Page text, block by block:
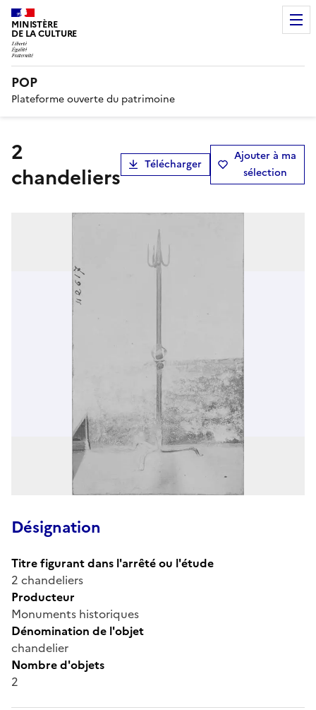
MINISTÈRE
DE LA CULTURE
POP
Plateforme ouverte du patrimoine
2
chandeliers
Télécharger
Ajouter à ma
sélection
Désignation
Titre figurant dans l'arrêté ou l'étude
2 chandeliers
Producteur
Monuments historiques
Dénomination de l'objet
chandelier
Nombre d'objets
2